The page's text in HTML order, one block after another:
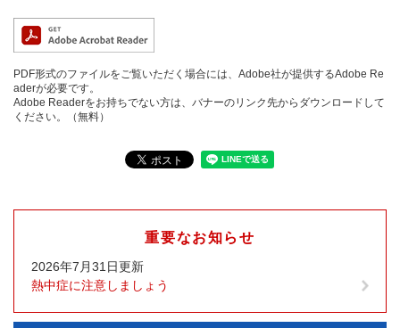
PDF形式のファイルをご覧いただく場合には、Adobe社が提供するAdobe Re
aderが必要です。
Adobe Readerをお持ちでない方は、バナーのリンク先からダウンロードして
ください。（無料）
重要なお知らせ
2026年7月31日更新
熱中症に注意しましょう